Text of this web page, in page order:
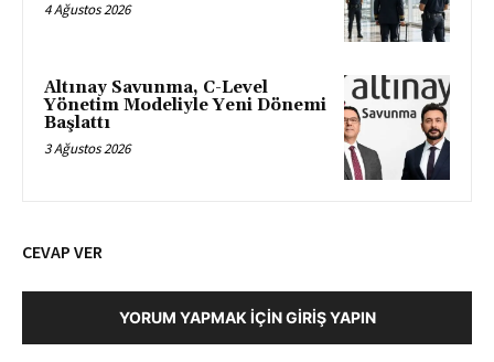
4 Ağustos 2026
Altınay Savunma, C-Level
Yönetim Modeliyle Yeni Dönemi
Başlattı
3 Ağustos 2026
CEVAP VER
YORUM YAPMAK İÇIN GIRIŞ YAPIN